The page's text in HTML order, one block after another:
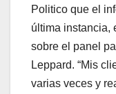
Politico que el
última instancia,
sobre el panel
Leppard. “Mis
varias veces y